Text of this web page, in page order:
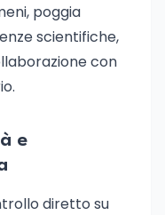
poggia
scientifiche,
con
e
diretto su